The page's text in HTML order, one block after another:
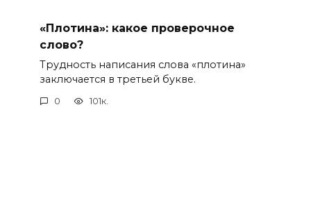
«Плотина»: какое проверочное
слово?
Трудность написания слова «плотина»
заключается в третьей букве.
0 101к.